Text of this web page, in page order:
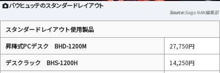
バウヒュッテのスタンダードレイアウト
Saiga NAK編集部
スタンダードレイアウト使用製品
昇降式PCデスク BHD-1200M
27,750円
デスクラック BHS-1200H
14,250円